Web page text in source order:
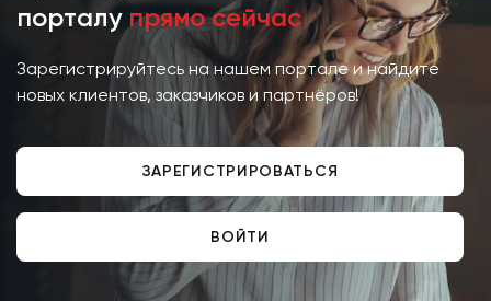
порталу прямо сейчас
Зарегистрируйтесь на нашем портале и найдите
новых клиентов, заказчиков и партнёров!
ЗАРЕГИСТРИРОВАТЬСЯ
ВОЙТИ